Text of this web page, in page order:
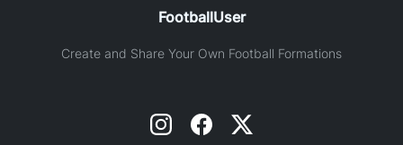
FootballUser
Create and Share Your Own Football Formations